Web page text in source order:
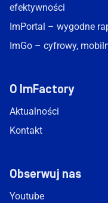
efektywności
ImPortal – wygodne
ImGo – cyfrowy,
O ImFactory
Aktualności
Kontakt
Obserwuj nas
Youtube